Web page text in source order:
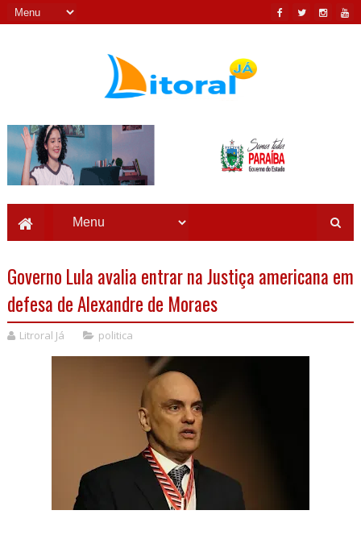
Governo Lula avalia entrar na Justiça americana em
defesa de Alexandre de Moraes
Litroral Já politica